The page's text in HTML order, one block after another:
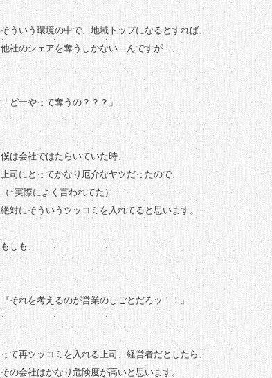
そういう環境の中で、地域トップになるとすれば、
他社のシェアを奪うしかない…んですが…、
「どーやって奪うの？？？」
僕は会社ではたらいていた時、
上司にとってかなり厄介なヤツだったので、
（↑実際によく言われてた）
絶対にそういうツッコミを入れてると思います。
もしも、
『それを考えるのが営業のしごとだろッ！！』
って再ツッコミを入れる上司、経営者だとしたら、
その会社はかなり危険度が高いと思います。